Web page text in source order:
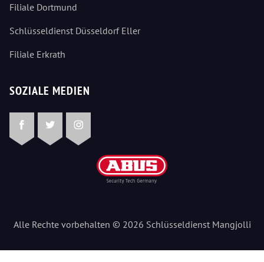
Filiale Dortmund
Schlüsseldienst Düsseldorf Eller
Filiale Erkrath
SOZIALE MEDIEN
FacebookTwitterInstagram
Alle Rechte vorbehalten © 2026 Schlüsseldienst Mangjolli